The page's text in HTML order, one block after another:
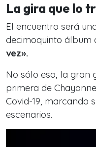
La gira que lo
El encuentro será
decimoquinto álbum
vez».
No sólo eso, la gran
primera de
Covid-19, marcando
escenarios.